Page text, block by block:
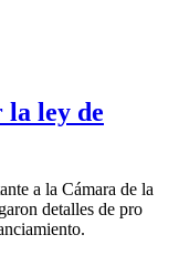
ley de
a la Cámara de la
detalles de pro